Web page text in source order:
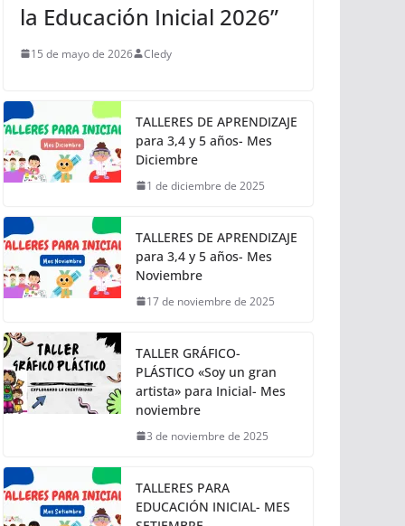
la Educación Inicial 2026”
15 de mayo de 2026 Cledy
TALLERES DE APRENDIZAJE
para 3,4 y 5 años- Mes
Diciembre
1 de diciembre de 2025
TALLERES DE APRENDIZAJE
para 3,4 y 5 años- Mes
Noviembre
17 de noviembre de 2025
TALLER GRÁFICO-
PLÁSTICO «Soy un gran
artista» para Inicial- Mes
noviembre
3 de noviembre de 2025
TALLERES PARA
EDUCACIÓN INICIAL- MES